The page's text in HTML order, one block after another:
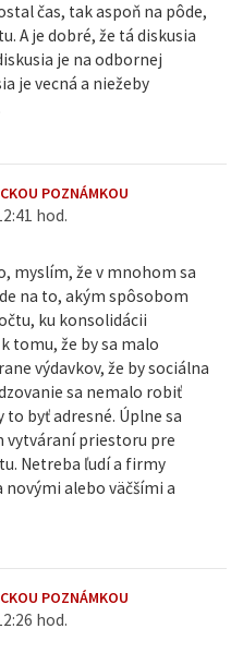
čas, tak aspoň na pôde,
A je dobré, že tá diskusia
je na odbornej
je vecná a niežeby
POZNÁMKOU
hod.
myslím, že v mnohom sa
na to, akým spôsobom
ku konsolidácii
tomu, že by sa malo
výdavkov, že by sociálna
sa nemalo robiť
to byť adresné. Úplne sa
vytváraní priestoru pre
Netreba ľudí a firmy
novými alebo väčšími a
POZNÁMKOU
hod.